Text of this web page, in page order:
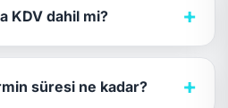
KDV dahil mi? +
süresi ne kadar? +